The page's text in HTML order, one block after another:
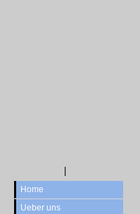
Home
Ueber uns